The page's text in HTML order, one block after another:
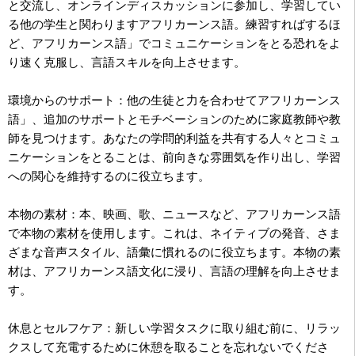
と交流し、オンラインディスカッションに参加し、学習してい
る他の学生と関わりますアフリカーンス語。練習すればするほ
ど、アフリカーンス語」でコミュニケーションをとる恐れをよ
り速く克服し、言語スキルを向上させます。
環境からのサポート：他の生徒と力を合わせてアフリカーンス
語」、追加のサポートとモチベーションのために家庭教師や教
師を見つけます。あなたの学問的利益を共有する人々とコミュ
ニケーションをとることは、前向きな雰囲気を作り出し、学習
への関心を維持するのに役立ちます。
本物の素材：本、映画、歌、ニュースなど、アフリカーンス語
で本物の素材を使用します。これは、ネイティブの発音、さま
ざまな音声スタイル、語彙に慣れるのに役立ちます。本物の素
材は、アフリカーンス語文化に浸り、言語の理解を向上させま
す。
休息とセルフケア：新しい学習タスクに取り組む前に、リラッ
クスして充電するために休憩を取ることを忘れないでくださ